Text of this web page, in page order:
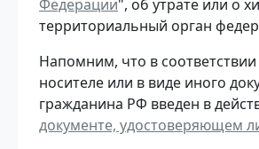
Федерации", об утрате или о
территориальный орган
Напомним, что в соответствии
носителе или в виде иного
гражданина РФ введен в
документе, удостоверяющем